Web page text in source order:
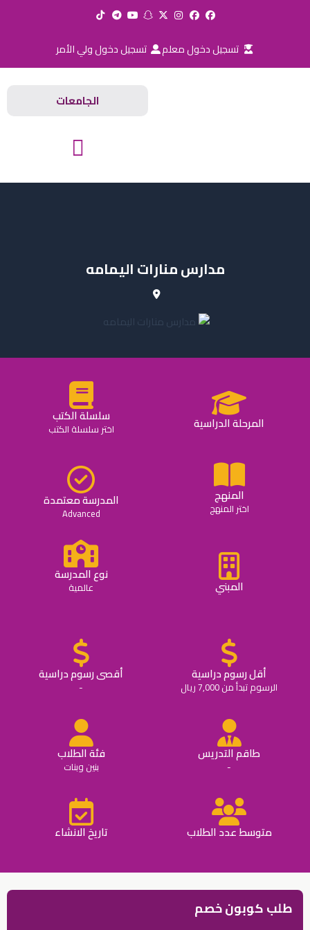
تسجيل دخول معلم تسجيل دخول ولي الأمر
الجامعات
مدارس منارات اليمامه
المرحلة الدراسية سلسلة الكتب
اختر سلسلة الكتب
المنهج
اختر المنهج المدرسة معتمدة
Advanced
المبني
نوع المدرسة
عالمية
أقل رسوم دراسية
الرسوم تبدأ من 7,000 ريال
أقصى رسوم دراسية
-
طاقم التدريس
-
فئة الطلاب
بنين وبنات
متوسط عدد الطلاب تاريخ الانشاء
طلب كوبون خصم